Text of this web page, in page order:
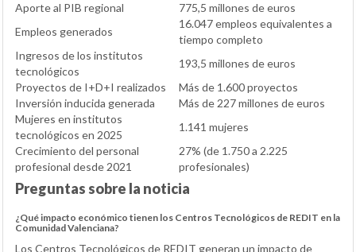
Aporte al PIB regional
775,5 millones de euros
Empleos generados
16.047 empleos equivalentes a
tiempo completo
Ingresos de los institutos
tecnológicos
193,5 millones de euros
Proyectos de I+D+I realizados
Más de 1.600 proyectos
Inversión inducida generada
Más de 227 millones de euros
Mujeres en institutos
tecnológicos en 2025
1.141 mujeres
Crecimiento del personal
profesional desde 2021
27% (de 1.750 a 2.225
profesionales)
Preguntas sobre la noticia
¿Qué impacto económico tienen los Centros Tecnológicos de REDIT en la
Comunidad Valenciana?
Los Centros Tecnológicos de REDIT generan un impacto de